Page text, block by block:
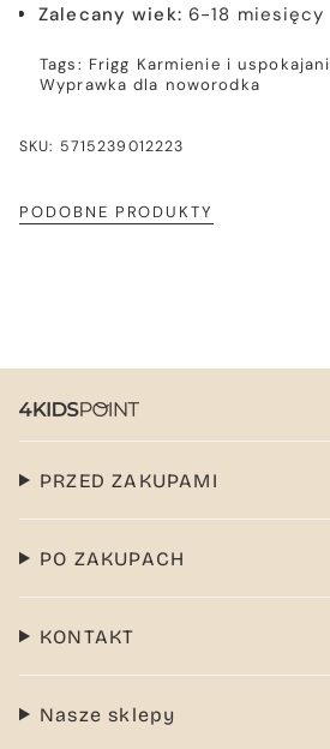
Zalecany wiek: 6-18 miesięcy
Tags: Frigg Karmienie i
Wyprawka dla noworodka
SKU: 5715239012223
PODOBNE PRODUKTY
PRZED ZAKUPAMI
PO ZAKUPACH
KONTAKT
Nasze sklepy